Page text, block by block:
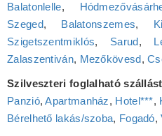
Balatonlelle,
Szeged, Balatonszemes,
Szigetszentmiklós, Sarud,
Zalaszentiván, Mezőkövesd,
Szilveszteri foglalható
Panzió,Apartmanház, Hotel***,
Bérelhető lakás/szoba, Fogadó,